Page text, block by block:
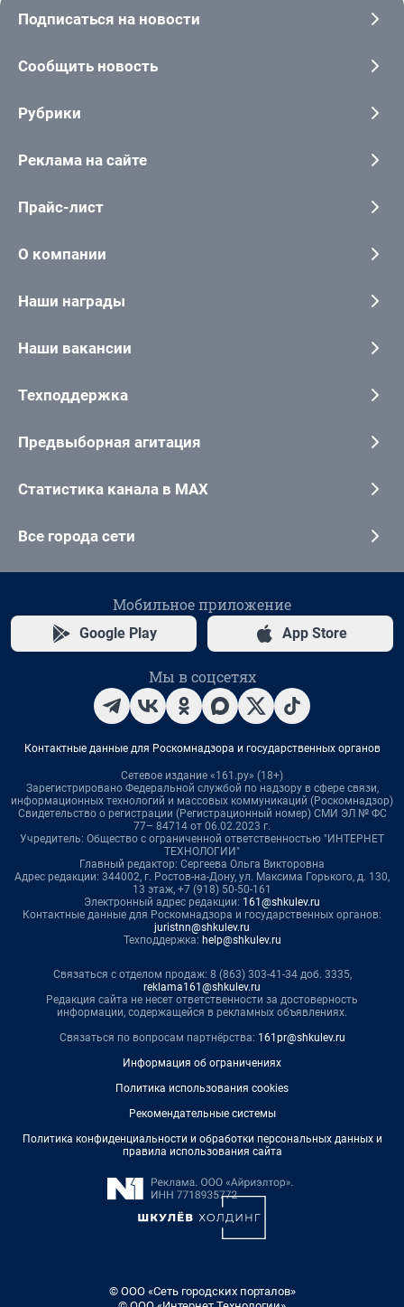
Подписаться на новости
Сообщить новость
Рубрики
Реклама на сайте
Прайс-лист
О компании
Наши награды
Наши вакансии
Техподдержка
Предвыборная агитация
Статистика канала в MAX
Все города сети
Мобильное приложение
Google Play App Store
Мы в соцсетях
Контактные данные для Роскомнадзора и государственных органов
Сетевое издание «161.ру» (18+)
Зарегистрировано Федеральной службой по надзору в сфере связи,
информационных технологий и массовых коммуникаций (Роскомнадзор)
Свидетельство о регистрации (Регистрационный номер) СМИ ЭЛ № ФС
77– 84714 от 06.02.2023 г.
Учредитель: Общество с ограниченной ответственностью "ИНТЕРНЕТ
ТЕХНОЛОГИИ"
Главный редактор: Сергеева Ольга Викторовна
Адрес редакции: 344002, г. Ростов-на-Дону, ул. Максима Горького, д. 130,
13 этаж, +7 (918) 50-50-161
Электронный адрес редакции: 161@shkulev.ru
Контактные данные для Роскомнадзора и государственных органов:
juristnn@shkulev.ru
Техподдержка: help@shkulev.ru
Связаться с отделом продаж: 8 (863) 303-41-34 доб. 3335,
reklama161@shkulev.ru
Редакция сайта не несет ответственности за достоверность
информации, содержащейся в рекламных объявлениях.
Связаться по вопросам партнёрства: 161pr@shkulev.ru
Информация об ограничениях
Политика использования cookies
Рекомендательные системы
Политика конфиденциальности и обработки персональных данных и
правила использования сайта
© ООО «Сеть городских порталов»